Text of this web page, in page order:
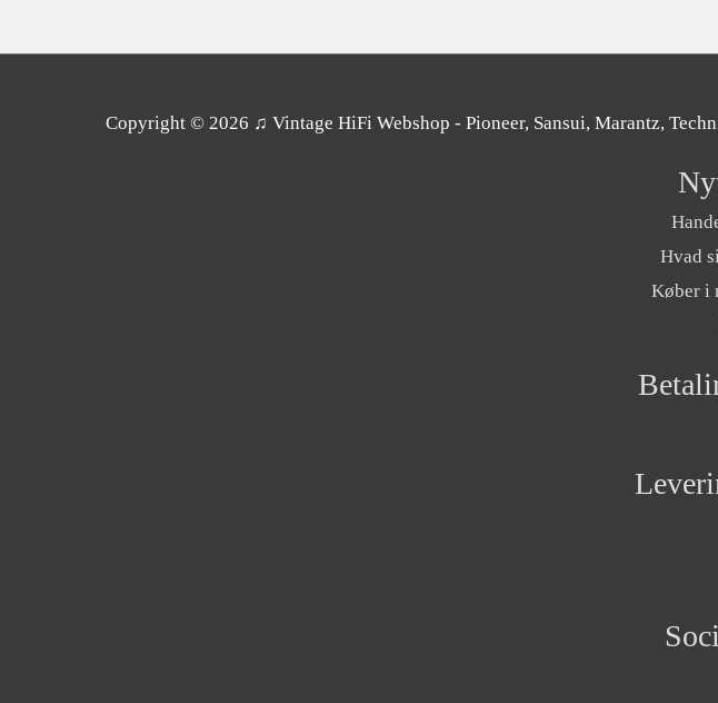
Copyright © 2026 ♫ Vintage HiFi Webshop - Pioneer, Sansui, Marantz,
Hvad
Køber i